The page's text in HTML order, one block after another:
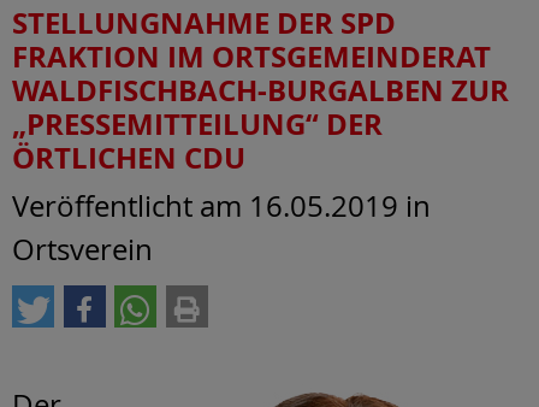
STELLUNGNAHME DER SPD
FRAKTION IM ORTSGEMEINDERAT
WALDFISCHBACH-BURGALBEN ZUR
„PRESSEMITTEILUNG“ DER
ÖRTLICHEN CDU
Veröffentlicht am 16.05.2019 in
Ortsverein